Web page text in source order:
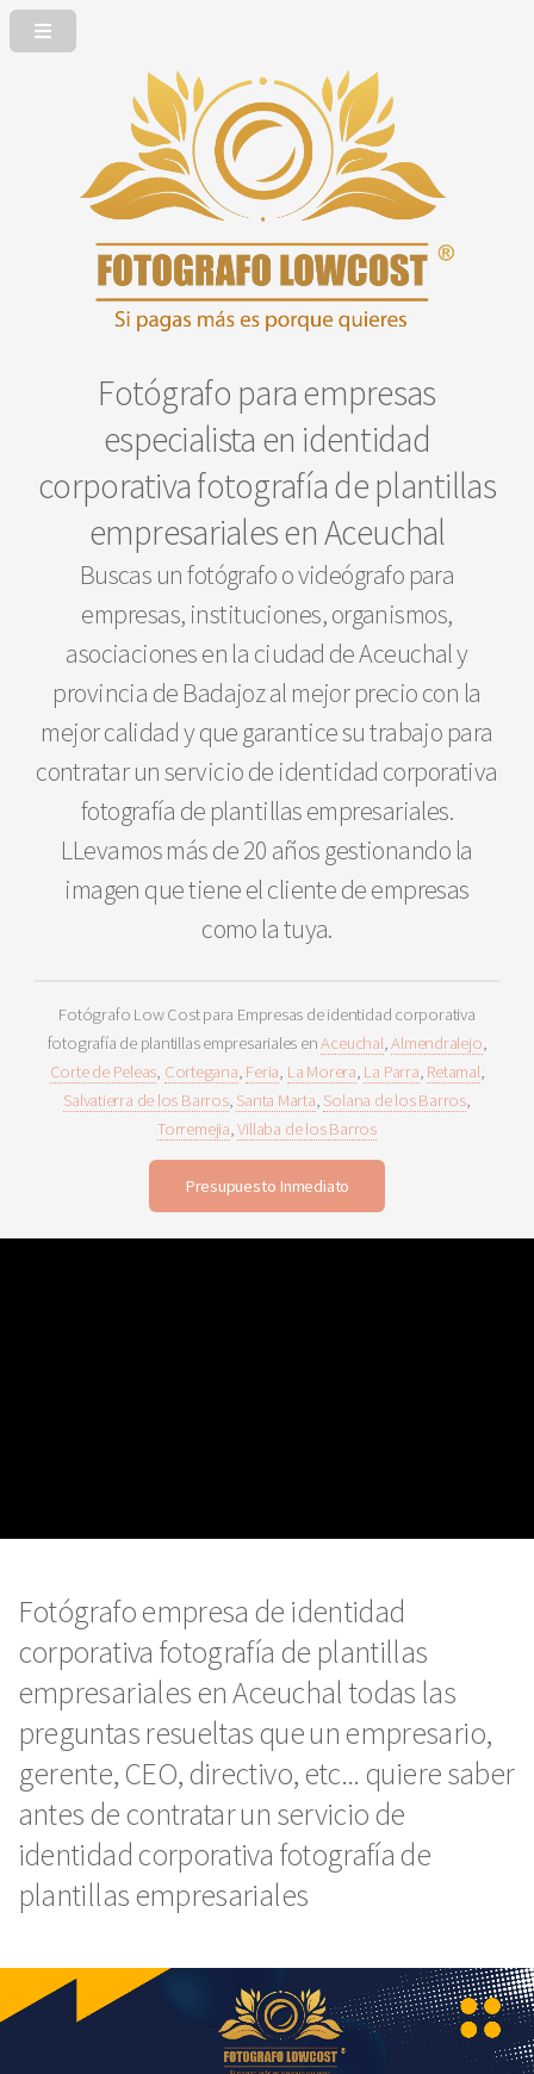
Fotógrafo para empresas
especialista en identidad
corporativa fotografía de plantillas
empresariales en Aceuchal
Buscas un fotógrafo o videógrafo para
empresas, instituciones, organismos,
asociaciones en la ciudad de Aceuchal y
provincia de Badajoz al mejor precio con la
mejor calidad y que garantice su trabajo para
contratar un servicio de identidad corporativa
fotografía de plantillas empresariales.
LLevamos más de 20 años gestionando la
imagen que tiene el cliente de empresas
como la tuya.
Fotógrafo Low Cost para Empresas de identidad corporativa
fotografía de plantillas empresariales enAceuchal,Almendralejo,
Corte de Peleas, Cortegana, Feria, La Morera, La Parra, Retamal,
Salvatierra de los Barros, Santa Marta, Solana de los Barros,
Torremejia,Villaba de los Barros
Presupuesto Inmediato
Fotógrafo empresa de identidad
corporativa fotografía de plantillas
empresariales en Aceuchal todas las
preguntas resueltas que un empresario,
gerente, CEO, directivo, etc... quiere saber
antes de contratar un servicio de
identidad corporativa fotografía de
plantillas empresariales